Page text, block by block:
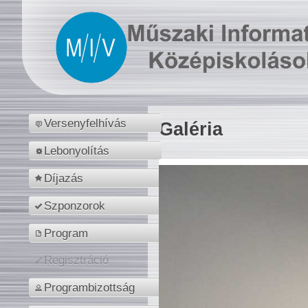
Versenyfelhívás
Lebonyolítás
Díjazás
Szponzorok
Program
Regisztráció
Programbizottság
Galéria